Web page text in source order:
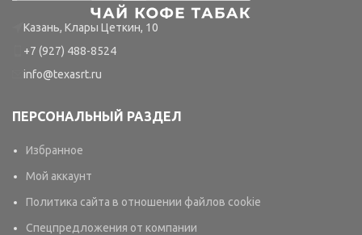
Казань, Клары Цеткин, 10
+7 (927) 488-8524
info@texasrt.ru
ПЕРСОНАЛЬНЫЙ РАЗДЕЛ
Избранное
Мой аккаунт
Политика сайта в отношении файлов cookie
Спецпредложения от компании